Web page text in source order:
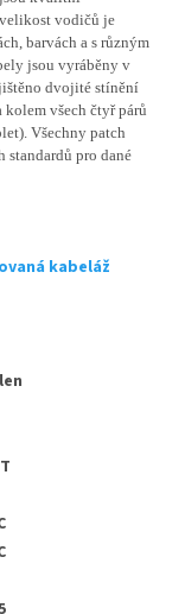
vodičů je
barvách a s různým
jsou vyráběny v
dvojité stínění
všech čtyř párů
Všechny patch
pro dané
kabeláž